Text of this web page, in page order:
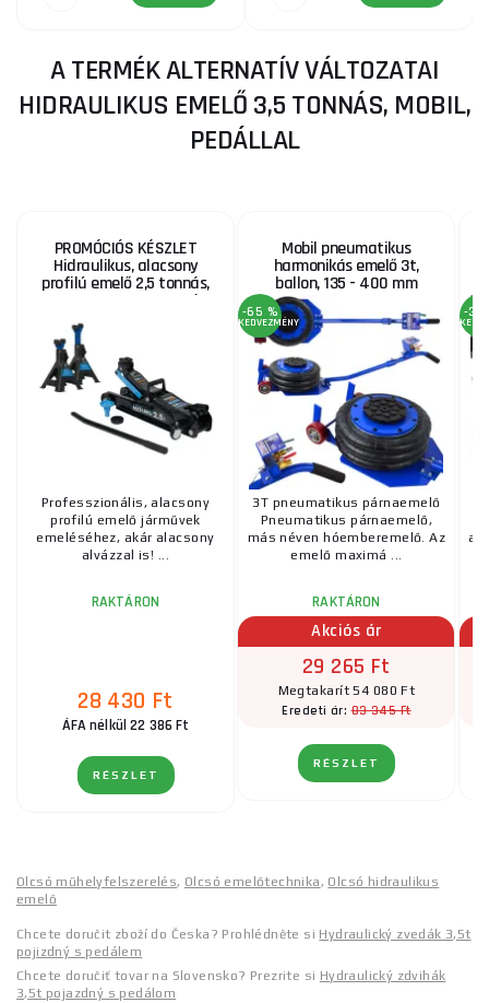
A TERMÉK ALTERNATÍV VÁLTOZATAI
HIDRAULIKUS EMELŐ 3,5 TONNÁS, MOBIL,
PEDÁLLAL
PROMÓCIÓS KÉSZLET
Hidraulikus, alacsony
profilú emelő 2,5 tonnás,
MB-LPJB-LITE, 3 tonnás
támasztékokkal, MB-JS3T
Professzionális, alacsony
profilú emelő járművek
emeléséhez, akár alacsony
alvázzal is! ...
RAKTÁRON
28 430 Ft
ÁFA nélkül 22 386 Ft
RÉSZLET
Mobil pneumatikus
harmonikás emelő 3t,
ballon, 135 - 400 mm
-65 %
KEDVEZMÉNY
3T pneumatikus párnaemelő
Pneumatikus párnaemelő,
más néven hóemberemelő. Az
emelő maximá ...
RAKTÁRON
Akciós ár
29 265 Ft
Megtakarít 54 080 Ft
Eredeti ár:83 345 Ft
RÉSZLET
-32
Olcsó műhelyfelszerelés, Olcsó emelőtechnika, Olcsó hidraulikus
emelő
Chcete doručit zboží do Česka? Prohlédněte si Hydraulický zvedák 3,5t
pojizdný s pedálem
Chcete doručiť tovar na Slovensko? Prezrite si Hydraulický zdvihák
3,5t pojazdný s pedálom